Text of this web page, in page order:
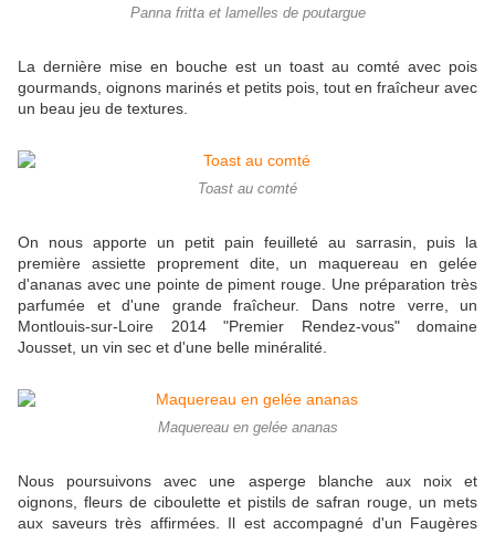
Panna fritta et lamelles de poutargue
La dernière mise en bouche est un toast au comté avec pois
gourmands, oignons marinés et petits pois, tout en fraîcheur avec
un beau jeu de textures.
Toast au comté
On nous apporte un petit pain feuilleté au sarrasin, puis la
première assiette proprement dite, un maquereau en gelée
d'ananas avec une pointe de piment rouge. Une préparation très
parfumée et d'une grande fraîcheur. Dans notre verre, un
Montlouis-sur-Loire 2014 "Premier Rendez-vous" domaine
Jousset, un vin sec et d'une belle minéralité.
Maquereau en gelée ananas
Nous poursuivons avec une asperge blanche aux noix et
oignons, fleurs de ciboulette et pistils de safran rouge, un mets
aux saveurs très affirmées. Il est accompagné d'un Faugères